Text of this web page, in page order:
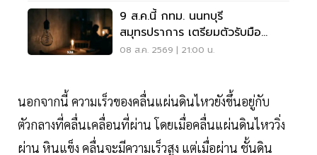
9 ส.ค.นี้ กทม. นนทบุรี
สมุทรปราการ เตรียมตัวรับมือ
'ไฟฟ้าดับ' หลายจุด
08 ส.ค. 2569 | 21:00 น.
นอกจากนี้ ความเร็วของคลื่นแผ่นดินไหวยังขึ้นอยู่กับ
ตัวกลางที่คลื่นเคลื่อนที่ผ่าน โดยเมื่อคลื่นแผ่นดินไหววิ่ง
ผ่าน หินแข็ง คลื่นจะมีความเร็วสูง แต่เมื่อผ่าน ชั้นดิน